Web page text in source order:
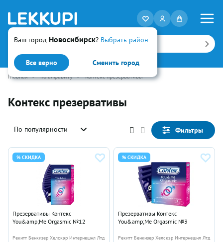
Ваш город Новосибирск? Выбрать район
Все верно Сменить город
Искать
Главная • по алфавиту • Контекс презервативы
Контекс презервативы
По популярности Фильтры
% СКИДКА
Презервативы Контекс
You&amp;Me Orgasmic №12
Рекитт Бенкизер Хелскэр Интернешнл Лтд
% СКИДКА
Презервативы Контекс
You&amp;Me Orgasmic №3
Рекитт Бенкизер Хелскэр Интернешнл Лтд